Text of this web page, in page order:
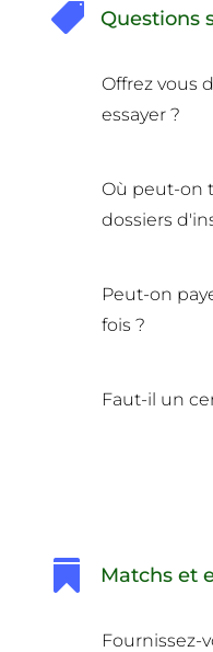
 Questions
Offrez vous
essayer ?
Où peut-on
dossiers
Peut-on
fois ?
Faut-il un
 Matchs et
Fournissez-